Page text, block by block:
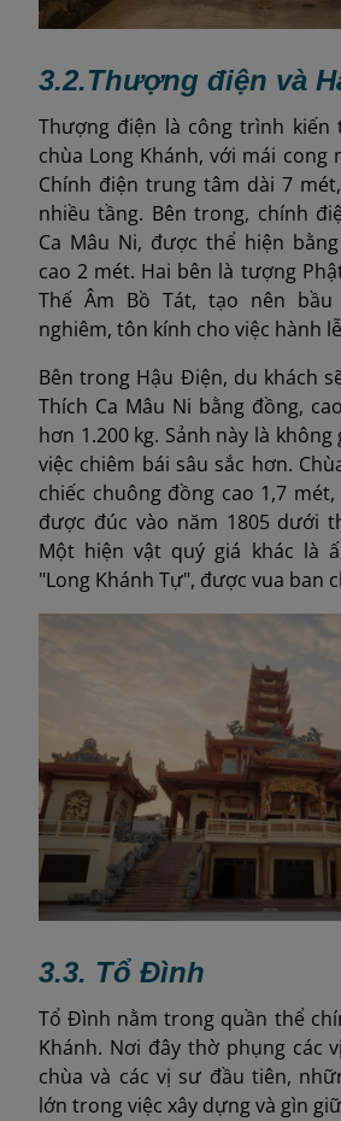
3.2.Thượng điện và
Thượng điện là công trình kiến
chùa Long Khánh, với mái cong
Chính điện trung tâm dài 7
nhiều tầng. Bên trong, chính
Ca Mâu Ni, được thể hiện
cao 2 mét. Hai bên là tượng
Thế Âm Bồ Tát, tạo nên
nghiêm, tôn kính cho việc hành
Bên trong Hậu Điện, du khách
Thích Ca Mâu Ni bằng đồng,
hơn 1.200 kg. Sảnh này là
việc chiêm bái sâu sắc hơn.
chiếc chuông đồng cao 1,7
được đúc vào năm 1805 dưới
Một hiện vật quý giá khác là
"Long Khánh Tự", được vua ban
3.3. Tổ Đình
Tổ Đình nằm trong quần thể
Khánh. Nơi đây thờ phụng các
chùa và các vị sư đầu tiên,
lớn trong việc xây dựng và gìn